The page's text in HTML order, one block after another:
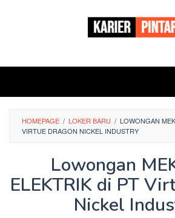
HOMEPAGE / LOKER BARU / LOWONGAN
VIRTUE DRAGON NICKEL INDUSTRY
Lowongan
ELEKTRIK di PT
Nickel